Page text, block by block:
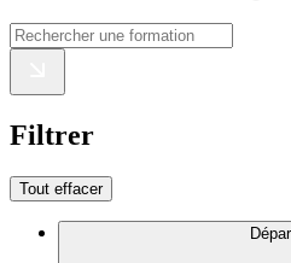
Filtrer
Tout effacer